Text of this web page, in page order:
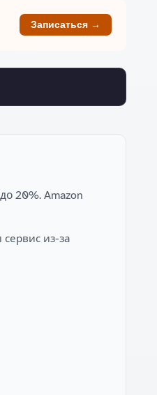
Записаться →
20%. Amazon
из-за